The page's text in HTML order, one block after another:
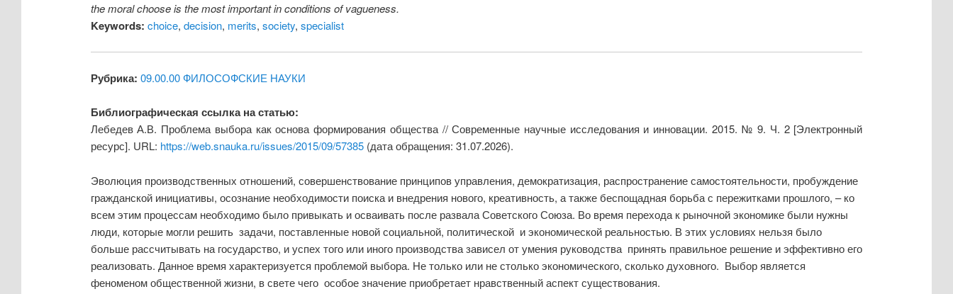
the moral choose is the most important in conditions of vagueness.
Keywords: choice, decision, merits, society, specialist
Рубрика: 09.00.00 ФИЛОСОФСКИЕ НАУКИ
Библиографическая ссылка на статью:
Лебедев А.В. Проблема выбора как основа формирования общества // Современные научные исследования и инновации. 2015. № 9. Ч. 2 [Электронный
ресурс]. URL: https://web.snauka.ru/issues/2015/09/57385(дата обращения: 31.07.2026).
Эволюция производственных отношений, совершенствование принципов управления, демократизация, распространение самостоятельности, пробуждение
гражданской инициативы, осознание необходимости поиска и внедрения нового, креативность, а также беспощадная борьба с пережитками прошлого, – ко
всем этим процессам необходимо было привыкать и осваивать после развала Советского Союза. Во время перехода к рыночной экономике были нужны
люди, которые могли решить задачи, поставленные новой социальной, политической и экономической реальностью. В этих условиях нельзя было
больше рассчитывать на государство, и успех того или иного производства зависел от умения руководства принять правильное решение и эффективно его
реализовать. Данное время характеризуется проблемой выбора. Не только или не столько экономического, сколько духовного. Выбор является
феноменом общественной жизни, в свете чего особое значение приобретает нравственный аспект существования.